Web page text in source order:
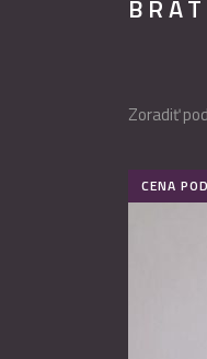
Zoradiť
CENA